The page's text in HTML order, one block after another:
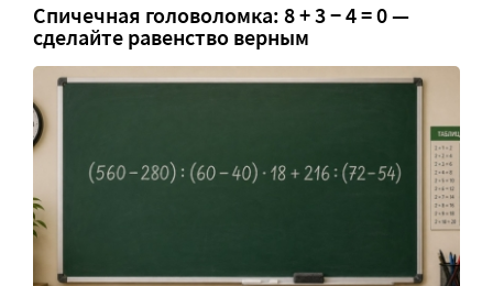
Спичечная головоломка: 8 + 3 − 4 = 0 —
сделайте равенство верным